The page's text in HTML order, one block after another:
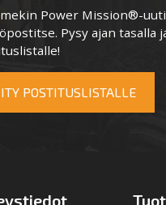
Power Mission®-
Pysy ajan
POSTITUSLISTALLE